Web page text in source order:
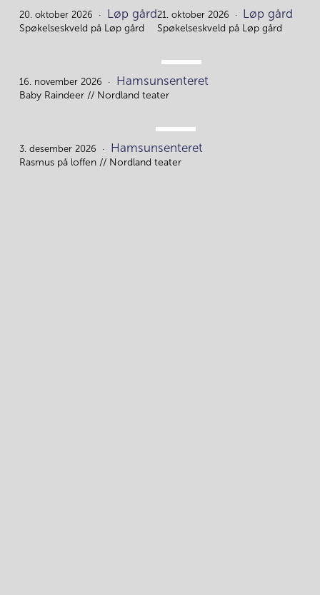
20.
20. oktober 2026 Løp gård
Spøkelseskveld på Løp gård
21.
21. oktober 2026 Løp gård
Spøkelseskveld på Løp gård
16.
16. november 2026 Hamsunsenteret
Baby Raindeer // Nordland teater
3.
3. desember 2026 Hamsunsenteret
Rasmus på loffen // Nordland teater